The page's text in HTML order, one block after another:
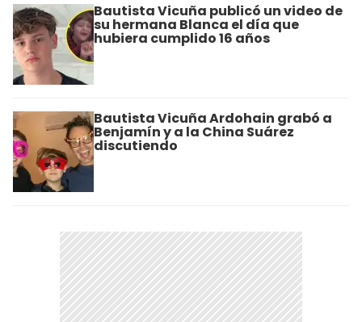
Bautista Vicuña publicó un video de
su hermana Blanca el día que
hubiera cumplido 16 años
Bautista Vicuña Ardohain grabó a
Benjamín y a la China Suárez
discutiendo